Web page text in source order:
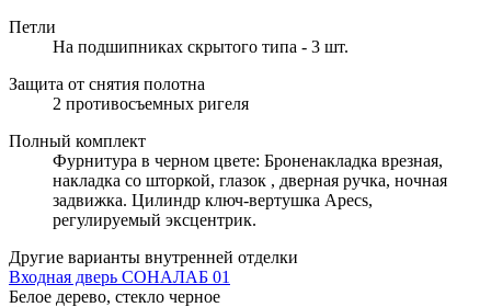
Петли
На подшипниках скрытого типа - 3 шт.
Защита от снятия полотна
2 противосъемных ригеля
Полный комплект
Фурнитура в черном цвете: Броненакладка врезная,
накладка со шторкой, глазок , дверная ручка, ночная
задвижка. Цилиндр ключ-вертушка Apecs,
регулируемый эксцентрик.
Другие варианты внутренней отделки
Входная дверь СОНАЛАБ 01
Белое дерево, стекло черное